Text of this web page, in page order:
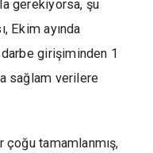
gerekiyorsa, şu
Ekim ayında
girişiminden 1
sağlam verilere
çoğu tamamlanmış,